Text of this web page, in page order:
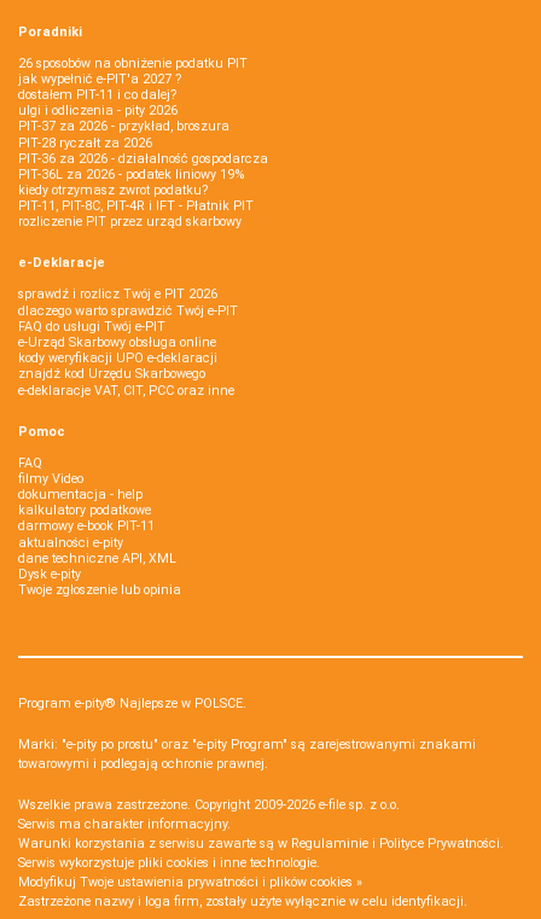
Poradniki
26 sposobów na obniżenie podatku PIT
jak wypełnić e-PIT'a 2027 ?
dostałem PIT-11 i co dalej?
ulgi i odliczenia - pity 2026
PIT-37 za 2026 - przykład, broszura
PIT-28 ryczałt za 2026
PIT-36 za 2026 - działalność gospodarcza
PIT-36L za 2026 - podatek liniowy 19%
kiedy otrzymasz zwrot podatku?
PIT-11, PIT-8C, PIT-4R i IFT - Płatnik PIT
rozliczenie PIT przez urząd skarbowy
e-Deklaracje
sprawdź i rozlicz Twój e PIT 2026
dlaczego warto sprawdzić Twój e-PIT
FAQ do usługi Twój e-PIT
e-Urząd Skarbowy obsługa online
kody weryfikacji UPO e-deklaracji
znajdź kod Urzędu Skarbowego
e-deklaracje VAT, CIT, PCC oraz inne
Pomoc
FAQ
filmy Video
dokumentacja - help
kalkulatory podatkowe
darmowy e-book PIT-11
aktualności e-pity
dane techniczne API, XML
Dysk e-pity
Twoje zgłoszenie lub opinia
Program e-pity® Najlepsze w POLSCE.
Marki: "e-pity po prostu" oraz "e-pity Program" są zarejestrowanymi znakami
towarowymi i podlegają ochronie prawnej.
Wszelkie prawa zastrzeżone. Copyright 2009-2026 e-file sp. z o.o.
Serwis ma charakter informacyjny.
Warunki korzystania z serwisu zawarte są w Regulaminie i Polityce Prywatności.
Serwis wykorzystuje pliki cookies i inne technologie.
Modyfikuj Twoje ustawienia prywatności i plików cookies »
Zastrzeżone nazwy i loga firm, zostały użyte wyłącznie w celu identyfikacji.